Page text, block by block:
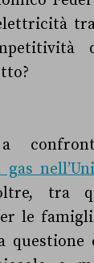
a
tra
le